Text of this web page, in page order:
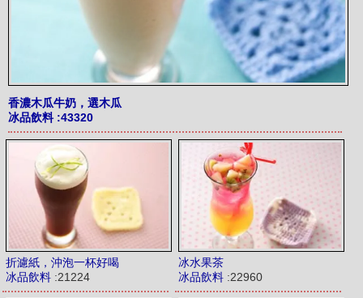
香濃木瓜牛奶，選木瓜
冰品飲料 :43320
折濾紙，沖泡一杯好喝
冰品飲料 :21224
冰水果茶
冰品飲料 :22960